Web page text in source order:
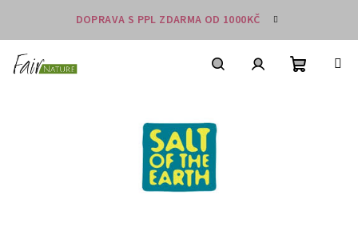
obsah
DOPRAVA S PPL ZDARMA OD 1000KČ
Nákupní